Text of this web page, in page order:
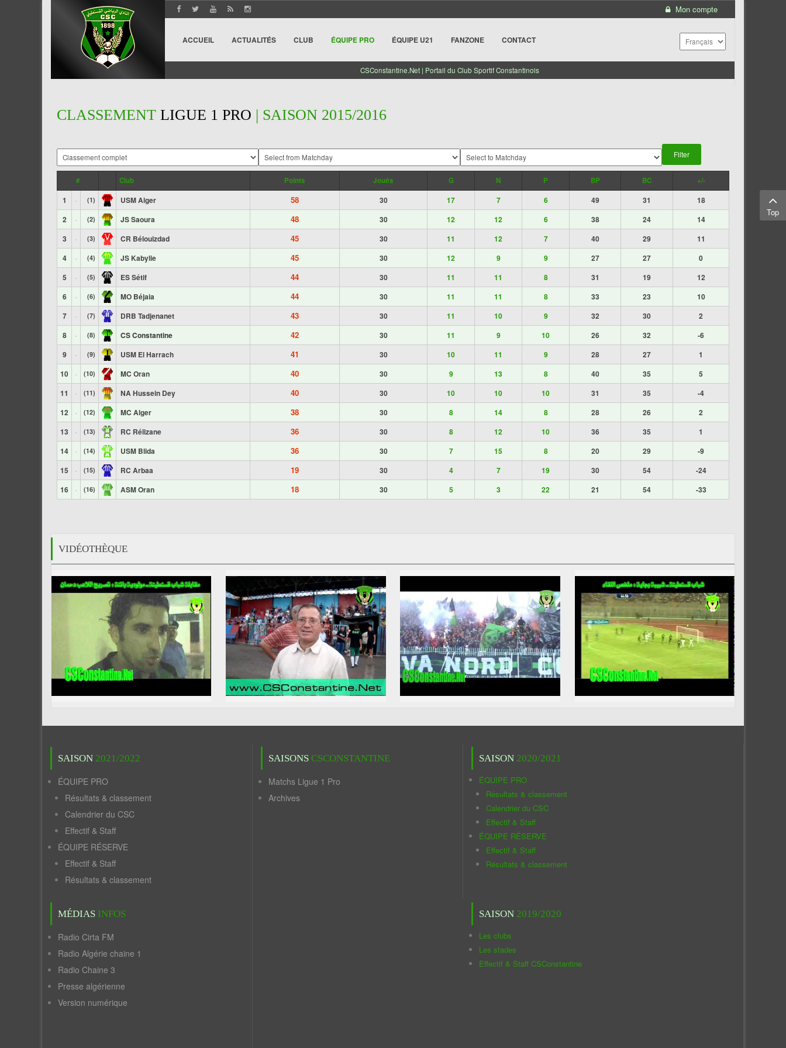
Mon compte
ACCUEIL ACTUALITÉS CLUB ÉQUIPE PRO ÉQUIPE U21 FANZONE CONTACT
CSConstantine.Net | Portail du Club Sportif Constantinois
CLASSEMENT LIGUE 1 PRO | SAISON 2015/2016
# Club Points Joués G N P BP BC +/-
1 (1) USM Alger 58 30 17 7 6 49 31
18
2
(2) JS Saoura 48 30 12 12 6 38 24
14
3
(3) CR Bélouizdad 45 30 11 12 7 40 29
11
4
(4) JS Kabylie 45 30 12 9 9 27 27
0
5
(5) ES Sétif 44 30 11 11 8 31 19
12
6
(6) MO Béjaia 44 30 11 11 8 33 23
10
7
(7) DRB Tadjenanet 43 30 11 10 9 32 30
2
8
(8) CS Constantine 42 30 11 9 10 26 32
-6
9
(9) USM El Harrach 41 30 10 11 9 28 27
1
10
(10) MC Oran 40 30 9 13 8 40 35
5
11
(11) NA Hussein Dey 40 30 10 10 10 31 35
-4
12
(12) MC Alger 38 30 8 14 8 28 26
2
13
(13) RC Rélizane 36 30 8 12 10 36 35
1
14
(14) USM Blida 36 30 7 15 8 20 29
-9
15
(15) RC Arbaa 19 30 4 7 19 30 54
-24
16
(16) ASM Oran 18 30 5 3 22 21 54 -33
VIDÉOTHÈQUE
SAISON 2021/2022
ÉQUIPE PRO
Résultats & classement
Calendrier du CSC
Effectif & Staff
ÉQUIPE RÉSERVE
Effectif & Staff
Résultats & classement
MÉDIAS INFOS
Radio Cirta FM
Radio Algérie chaine 1
Radio Chaine 3
Presse algérienne
Version numérique
SAISONS CSCONSTANTINE
Matchs Ligue 1 Pro
Archives
SAISON 2020/2021
ÉQUIPE PRO
Résultats & classement
Calendrier du CSC
Effectif & Staff
ÉQUIPE RÉSERVE
Effectif & Staff
Résultats & classement
SAISON 2019/2020
Les clubs
Les stades
Effectif & Staff CSConstantine
Top